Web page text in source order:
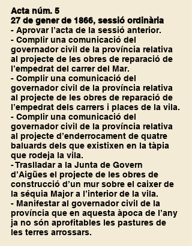
Acta núm. 5
27 de gener de 1866, sessió ordinària
- Aprovar l’acta de la sessió anterior.
- Complir una comunicació del
governador civil de la província relativa
al projecte de les obres de reparació de
l’empedrat del carrer del Mar.
- Complir una comunicació del
governador civil de la província relativa
al projecte de les obres de reparació de
l’empedrat dels carrers i places de la vila.
- Complir una comunicació del
governador civil de la província relativa
al projecte d’enderrocament de quatre
baluards dels que existixen en la tàpia
que rodeja la vila.
- Traslladar a la Junta de Govern
d’Aigües el projecte de les obres de
construcció d’un mur sobre el caixer de
la séquia Major a l’interior de la vila.
- Manifestar al governador civil de la
província que en aquesta àpoca de l’any
ja no són aprofitables les pastures de
les terres arrossars.